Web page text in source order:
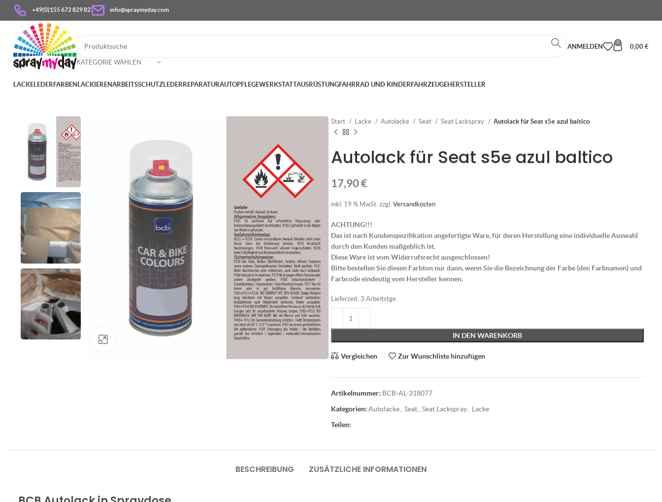
+49(0)155 672 829 82 info@spraymyday.com
KATEGORIE WÄHLEN
ANMELDEN
0
0,00 €
LACKELEDERFARBENLACKIERENARBEITSSCHUTZLEDERREPARATURAUTOPFLEGEWERKSTATTAUSRÜSTUNGFAHRRAD UND KINDERFAHRZEUGEHERSTELLER
Start Lacke Autolacke Seat Seat Lackspray Autolack für Seat s5e azul baltico
Autolack für Seat s5e azul baltico
17,90€
inkl. 19 % MwSt. zzgl. Versandkosten
ACHTUNG!!!
Das ist nach Kundenspezifikation angefertigte Ware, für deren Herstellung eine individuelle Auswahl
durch den Kunden maßgeblich ist.
Diese Ware ist vom Widerrufsrecht ausgeschlossen!
Bitte bestellen Sie diesen Farbton nur dann, wenn Sie die Bezeichnung der Farbe (den Farbnamen) und
Farbcode eindeutig vom Hersteller kennen.
Lieferzeit: 3 Arbeitstge
IN DEN WARENKORB
Vergleichen Zur Wunschliste hinzufügen
Artikelnummer: BCB-AL-318077
Kategorien: Autolacke Seat Seat Lackspray
Lacke
Teilen:
BESCHREIBUNG ZUSÄTZLICHE INFORMATIONEN